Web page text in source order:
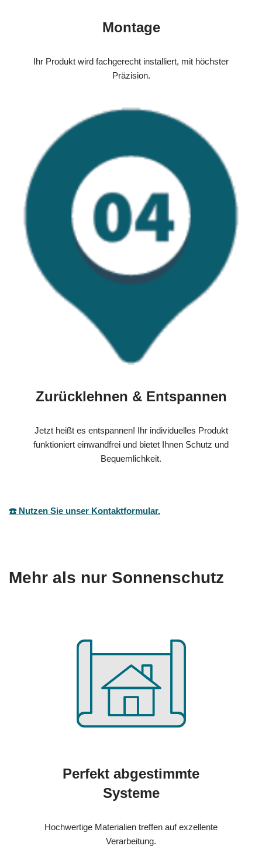
Montage
Ihr Produkt wird fachgerecht installiert, mit höchster
Präzision.
Zurücklehnen & Entspannen
Jetzt heißt es entspannen! Ihr individuelles Produkt
funktioniert einwandfrei und bietet Ihnen Schutz und
Bequemlichkeit.
☎️ Nutzen Sie unser Kontaktformular.
Mehr als nur Sonnenschutz
Perfekt abgestimmte
Systeme
Hochwertige Materialien treffen auf exzellente
Verarbeitung.